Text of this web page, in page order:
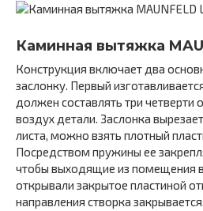
Каминная вытяжка
Конструкция включает два
заслонку. Первый
должен составлять три четверти
воздух детали. Заслонка
листа, можно взять плотный
Посредством пружины ее
чтобы выходящие из помещения
открывали закрытое пластиной
направления створка закрывается.